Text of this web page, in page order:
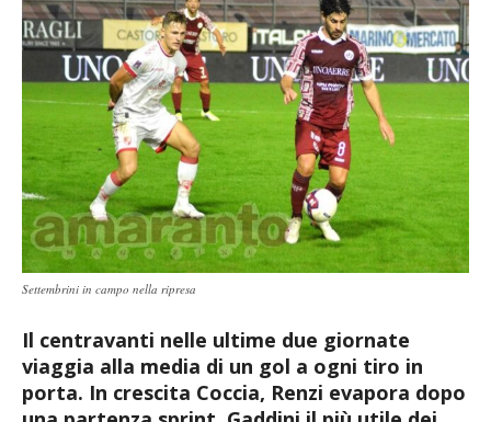
Settembrini in campo nella ripresa
Il centravanti nelle ultime due giornate
viaggia alla media di un gol a ogni tiro in
porta. In crescita Coccia, Renzi evapora dopo